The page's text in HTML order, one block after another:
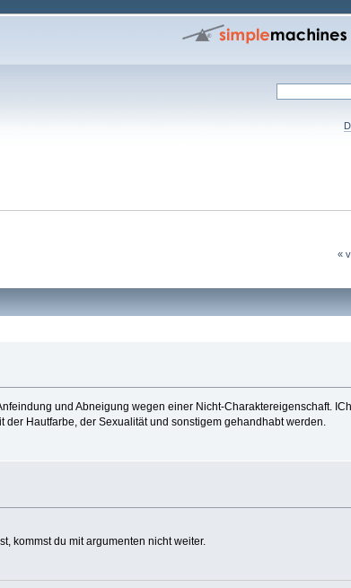
«
und Abneigung wegen einer Nicht-Charaktereigenschaft.
Hautfarbe, der Sexualität und sonstigem gehandhabt werden.
kommst du mit argumenten nicht weiter.